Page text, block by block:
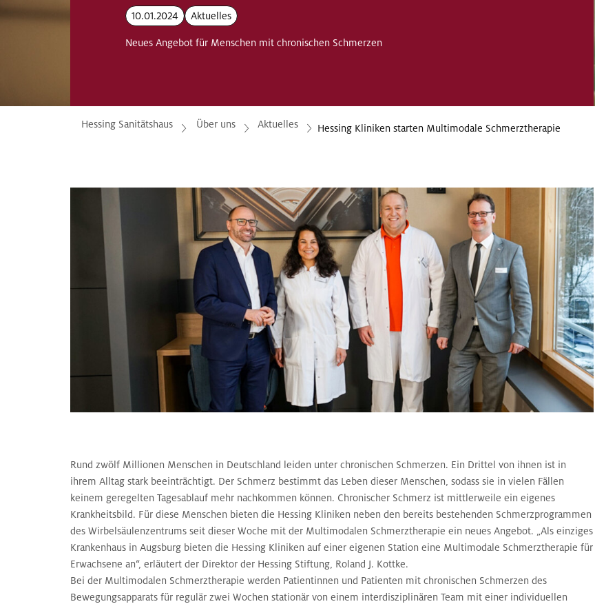
10.01.2024 Aktuelles
Neues Angebot für Menschen mit chronischen Schmerzen
Hessing Sanitätshaus Über uns Aktuelles Hessing Kliniken starten Multimodale Schmerztherapie
Rund zwölf Millionen Menschen in Deutschland leiden unter chronischen Schmerzen. Ein Drittel von ihnen ist in
ihrem Alltag stark beeinträchtigt. Der Schmerz bestimmt das Leben dieser Menschen, sodass sie in vielen Fällen
keinem geregelten Tagesablauf mehr nachkommen können. Chronischer Schmerz ist mittlerweile ein eigenes
Krankheitsbild. Für diese Menschen bieten die Hessing Kliniken neben den bereits bestehenden Schmerzprogrammen
des Wirbelsäulenzentrums seit dieser Woche mit der Multimodalen Schmerztherapie ein neues Angebot. „Als einziges
Krankenhaus in Augsburg bieten die Hessing Kliniken auf einer eigenen Station eine Multimodale Schmerztherapie für
Erwachsene an“, erläutert der Direktor der Hessing Stiftung, Roland J. Kottke.
Bei der Multimodalen Schmerztherapie werden Patientinnen und Patienten mit chronischen Schmerzen des
Bewegungsapparats für regulär zwei Wochen stationär von einem interdisziplinären Team mit einer individuellen